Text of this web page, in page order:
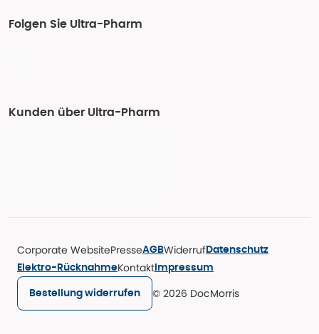
Folgen Sie Ultra-Pharm
Kunden über Ultra-Pharm
Corporate WebsitePresseAGBWiderruf Datenschutz
Elektro-RücknahmeKontakt Impressum
Bestellung widerrufen © 2026 DocMorris